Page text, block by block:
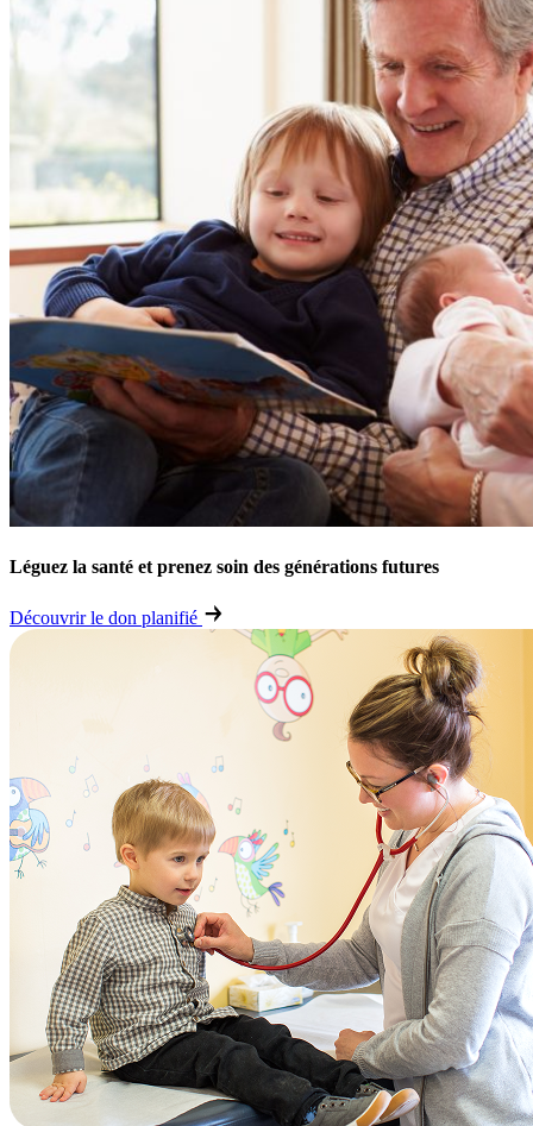
Léguez la santé et prenez soin des générations futures
Découvrir le don planifié